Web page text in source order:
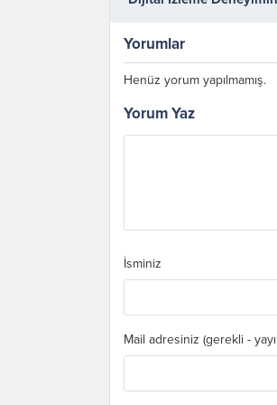
Yorumlar
Henüz yorum yapılmamış.
Yorum Yaz
İsminiz
Mail adresiniz (gerekli -